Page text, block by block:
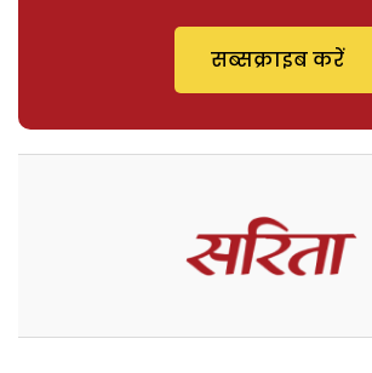
सब्सक्राइब करें